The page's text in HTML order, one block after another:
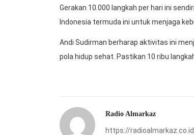
Gerakan 10.000 langkah per hari ini
Indonesia termuda ini untuk menjaga
Andi Sudirman berharap aktivitas ini
pola hidup sehat. Pastikan 10 ribu
Radio Almarkaz
https://